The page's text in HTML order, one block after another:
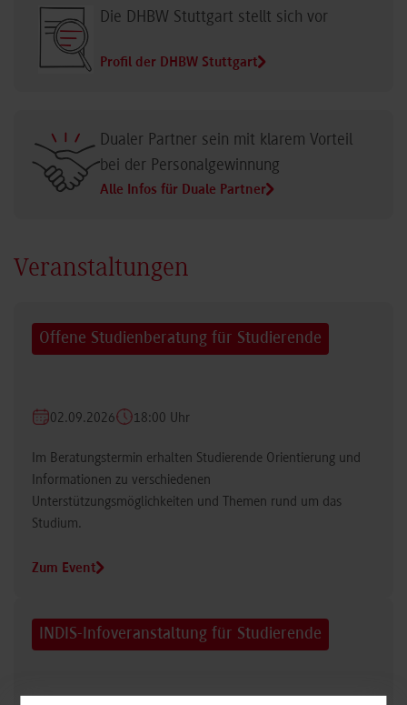
Die DHBW Stuttgart stellt sich vor
Profil der DHBW Stuttgart
Dualer Partner sein mit klarem Vorteil
bei der Personalgewinnung
Alle Infos für Duale Partner
Veranstaltungen
Offene Studienberatung für Studierende
02.09.2026 18:00 Uhr
Im Beratungstermin erhalten Studierende Orientierung und
Informationen zu verschiedenen
Unterstützungsmöglichkeiten und Themen rund um das
Studium.
Zum Event
INDIS-Infoveranstaltung für Studierende